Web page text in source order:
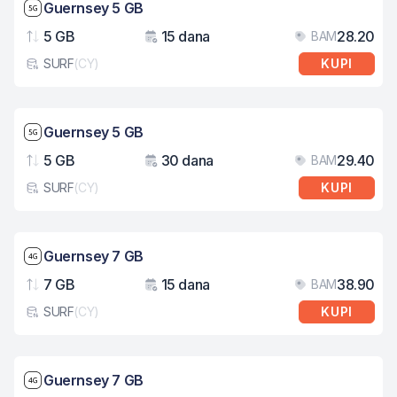
Brzina mreže: 5G
Guernsey 5 GB
Podaci
5 GB
Važenje
15 dana BAM28.20
Tip eSIM kartice
SURF(CY) KUPI
Brzina mreže: 5G
Guernsey 5 GB
Podaci
5 GB
Važenje
30 dana BAM29.40
Tip eSIM kartice
SURF(CY) KUPI
Brzina mreže: 4G
Guernsey 7 GB
Podaci
7 GB
Važenje
15 dana BAM38.90
Tip eSIM kartice
SURF(CY) KUPI
Brzina mreže: 4G
Guernsey 7 GB